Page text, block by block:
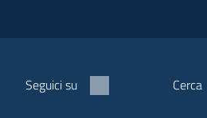
Seguici su Cerca